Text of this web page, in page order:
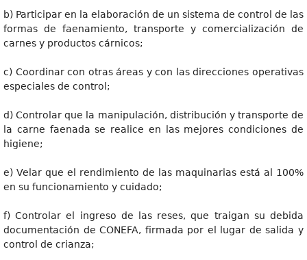
b) Participar en la elaboración de un sistema de control de las
formas de faenamiento, transporte y comercialización de
carnes y productos cárnicos;
c) Coordinar con otras áreas y con las direcciones operativas
especiales de control;
d) Controlar que la manipulación, distribución y transporte de
la carne faenada se realice en las mejores condiciones de
higiene;
e) Velar que el rendimiento de las maquinarias está al 100%
en su funcionamiento y cuidado;
f) Controlar el ingreso de las reses, que traigan su debida
documentación de CONEFA, firmada por el lugar de salida y
control de crianza;